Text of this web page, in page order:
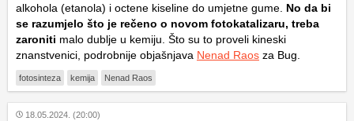
alkohola (etanola) i octene kiseline do umjetne gume. No da bi
se razumjelo što je rečeno o novom fotokatalizaru, treba
zaroniti malo dublje u kemiju. Što su to proveli kineski
znanstvenici, podrobnije objašnjava Nenad Raos za Bug.
fotosinteza kemija Nenad Raos
18.05.2024. (20:00)